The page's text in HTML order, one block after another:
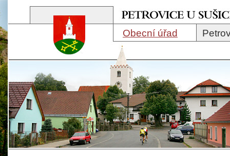
Obecní úřad